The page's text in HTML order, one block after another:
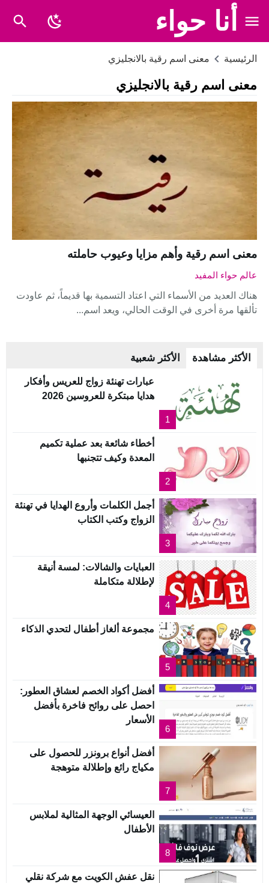
أنا حواء
الرئيسية معنى اسم رقية بالانجليزي
معنى اسم رقية بالانجليزي
معنى اسم رقية وأهم مزايا وعيوب حاملته
عالم حواء المفيد
هناك العديد من الأسماء التي اعتاد التسمية بها قديماً، ثم عاودت
تألقها مرة أخرى في الوقت الحالي، ويعد اسم...
الأكثر مشاهدة الأكثر شعبية
1
عبارات تهنئة زواج للعريس وأفكار
هدايا مبتكرة للعروسين 2026
2
أخطاء شائعة بعد عملية تكميم
المعدة وكيف تتجنبها
3
أجمل الكلمات وأروع الهدايا في تهنئة
الزواج وكتب الكتاب
4
العبايات والشالات: لمسة أنيقة
لإطلالة متكاملة
5
مجموعة ألغاز أطفال لتحدي الذكاء
6
أفضل أكواد الخصم لعشاق العطور:
احصل على روائح فاخرة بأفضل
الأسعار
7
أفضل أنواع برونزر للحصول على
مكياج رائع وإطلالة متوهجة
8
العيسائي الوجهة المثالية لملابس
الأطفال
نقل عفش الكويت مع شركة نقلي